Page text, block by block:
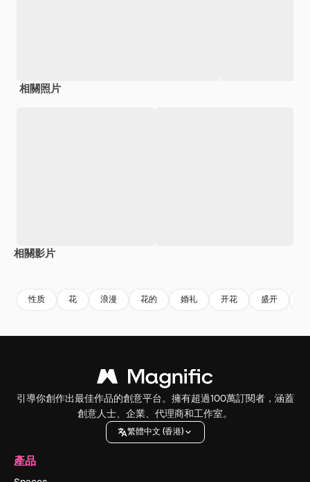
相關照片
相關影片
性质 花 浪漫 花的 婚礼 开花 盛开
引導你創作出最佳作品的創意平台。擁有超過100萬訂閱者，涵蓋
創意人士、企業、代理商和工作室。
繁體中文 (香港)
產品